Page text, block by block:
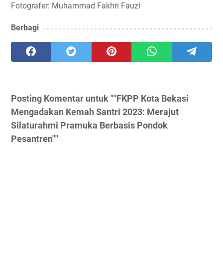
Fotografer: Muhammad Fakhri Fauzi
Berbagi
Posting Komentar untuk ""FKPP Kota Bekasi
Mengadakan Kemah Santri 2023: Merajut
Silaturahmi Pramuka Berbasis Pondok
Pesantren""